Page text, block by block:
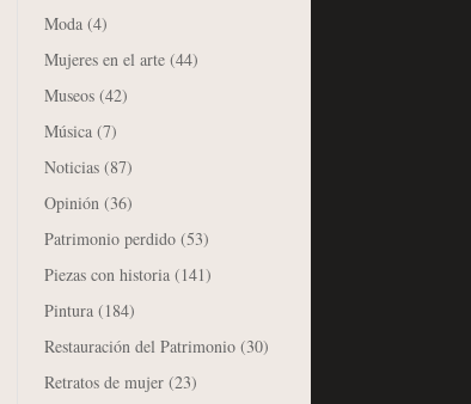
Moda (4)
Mujeres en el arte (44)
Museos (42)
Música (7)
Noticias (87)
Opinión (36)
Patrimonio perdido (53)
Piezas con historia (141)
Pintura (184)
Restauración del Patrimonio (30)
Retratos de mujer (23)